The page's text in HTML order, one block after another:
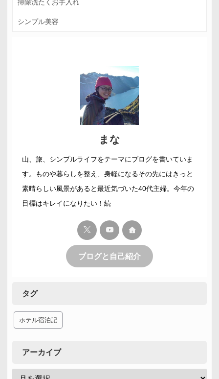
掃除洗たくお手入れ
シンプル美容
まな
山、旅、シンプルライフをテーマにブログを書いていま
す。ものや暮らしを整え、身軽になるその先にはきっと
素晴らしい風景があると最近気づいた40代主婦。今年の
目標はキレイになりたい！続
ブログと自己紹介
タグ
ホテル宿泊記
アーカイブ